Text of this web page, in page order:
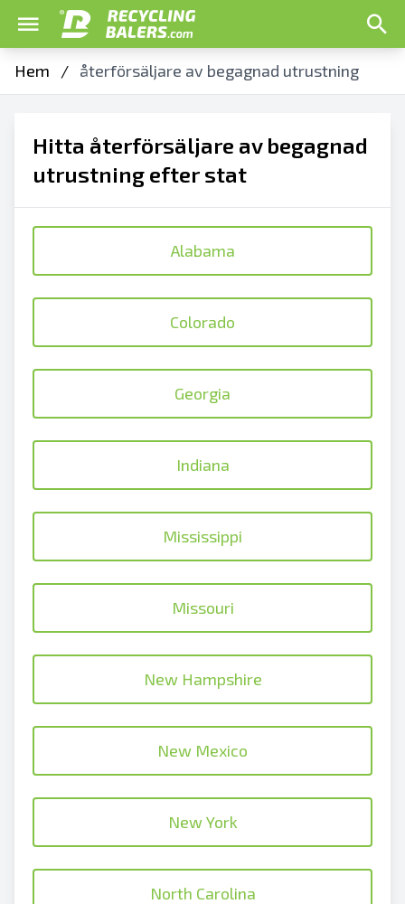
Hem / återförsäljare av begagnad utrustning
Hitta återförsäljare av begagnad
utrustning efter stat
Alabama
Colorado
Georgia
Indiana
Mississippi
Missouri
New Hampshire
New Mexico
New York
North Carolina